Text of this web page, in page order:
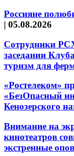
Россияне
| 05.08.2026
Сотрудники
заседании
туризм для
«Ростелеком»
«БезОпасный
Кенозерского
Внимание на
кинотеатров
экстренные